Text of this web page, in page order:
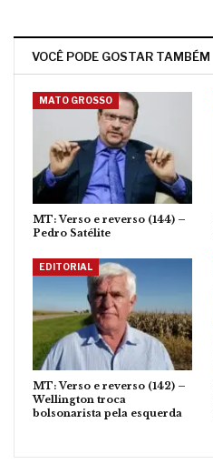
VOCÊ PODE GOSTAR TAMBÉM
MATO GROSSO
MT: Verso e reverso (144) –
Pedro Satélite
EDITORIAL
MT: Verso e reverso (142) –
Wellington troca
bolsonarista pela esquerda